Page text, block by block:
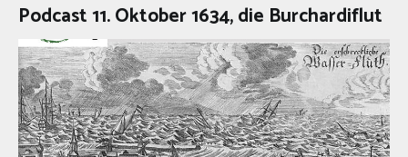
Podcast 11. Oktober 1634, die Burchardiflut